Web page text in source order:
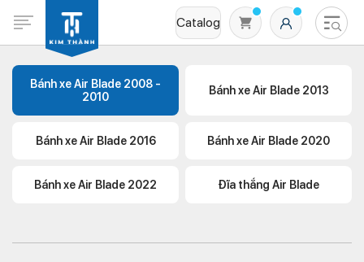
Catalog
Bánh xe Air Blade 2008 -
2010
Bánh xe Air Blade 2013
Bánh xe Air Blade 2016 Bánh xe Air Blade 2020
Bánh xe Air Blade 2022 Đĩa thắng Air Blade